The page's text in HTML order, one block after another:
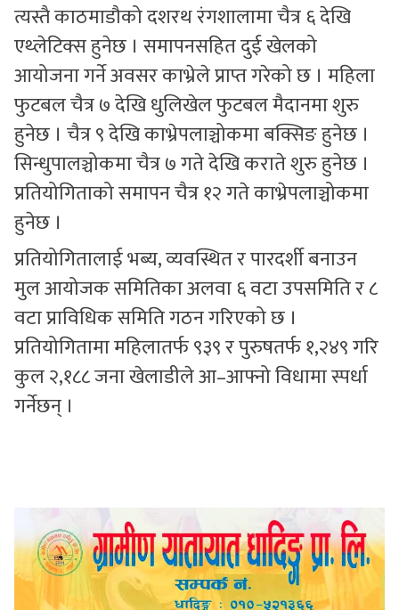
त्यस्तै काठमाडौको दशरथ रंगशालामा चैत्र ६ देखि
एथ्लेटिक्स हुनेछ । समापनसहित दुई खेलको
आयोजना गर्ने अवसर काभ्रेले प्राप्त गरेको छ । महिला
फुटबल चैत्र ७ देखि धुलिखेल फुटबल मैदानमा शुरु
हुनेछ । चैत्र ९ देखि काभ्रेपलाञ्चोकमा बक्सिङ हुनेछ ।
सिन्धुपालञ्चोकमा चैत्र ७ गते देखि कराते शुरु हुनेछ ।
प्रतियोगिताको समापन चैत्र १२ गते काभ्रेपलाञ्चोकमा
हुनेछ ।
प्रतियोगितालाई भब्य, व्यवस्थित र पारदर्शी बनाउन
मुल आयोजक समितिका अलवा ६ वटा उपसमिति र ८
वटा प्राविधिक समिति गठन गरिएको छ ।
प्रतियोगितामा महिलातर्फ ९३९ र पुरुषतर्फ १,२४९ गरि
कुल २,१८८ जना खेलाडीले आ–आफ्नो विधामा स्पर्धा
गर्नेछन् ।